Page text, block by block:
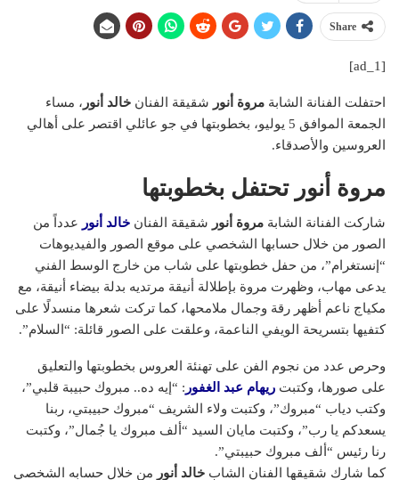
Share
[ad_1]
احتفلت الفنانة الشابة مروة أنور شقيقة الفنان خالد أنور ، مساء
الجمعة الموافق 5 يوليو، بخطوبتها في جو عائلي اقتصر على أهالي
العروسين والأصدقاء.
مروة أنور تحتفل بخطوبتها
شاركت الفنانة الشابة مروة أنور شقيقة الفنان خالد أنور عدداً من
الصور من خلال حسابها الشخصي على موقع الصور والفيديوهات
“إنستغرام”، من حفل خطوبتها على شاب من خارج الوسط الفني
يدعى مهاب، وظهرت مروة بإطلالة أنيقة مرتديه بدلة بيضاء أنيقة، مع
مكياج ناعم أظهر رقة وجمال ملامحها، كما تركت شعرها منسدلًا على
كتفيها بتسريحة الويفي الناعمة، وعلقت على الصور قائلة: “السلام”.
وحرص عدد من نجوم الفن على تهنئة العروس بخطوبتها والتعليق
على صورها، وكتبت ريهام عبد الغفور : “إيه ده.. مبروك حبيبة قلبي”،
وكتب دياب “مبروك”، وكتبت ولاء الشريف “مبروك حبيبتي، ربنا
يسعدكم يا رب”، وكتبت مايان السيد “ألف مبروك يا جُمال”، وكتبت
رنا رئيس “ألف مبروك حبيبتي”.
كما شارك شقيقها الفنان الشاب خالد أنور من خلال حسابه الشخصي